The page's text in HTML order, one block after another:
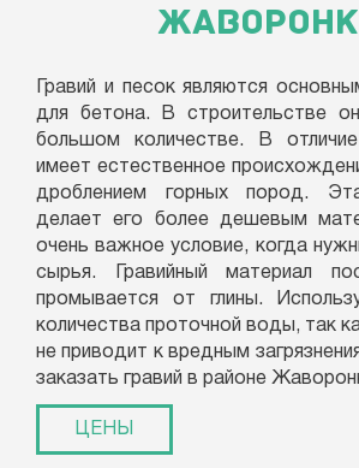
Гравий и песок являются
для бетона. В строительстве
большом количестве. В
имеет естественное
дроблением горных пород.
делает его более дешевым
очень важное условие, когда
сырья. Гравийный материал
промывается от глины.
количества проточной воды, так
не приводит к вредным
заказать гравий в районе
ЦЕНЫ